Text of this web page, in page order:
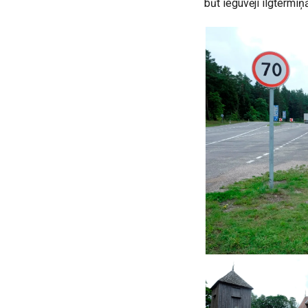
būt ieguvēji